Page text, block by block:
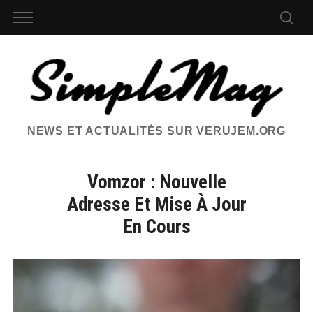
NEWS ET ACTUALITÉS SUR VERUJEM.ORG
Vomzor : Nouvelle
Adresse Et Mise À Jour
En Cours